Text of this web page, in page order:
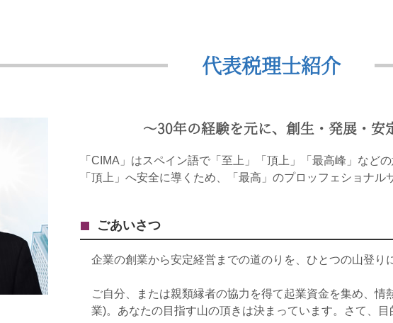
代表税理士紹介
〜30年の経験を元に、創生・発展・
「CIMA」はスペイン語で「至上」「頂上」「最高峰」など
「頂上」へ安全に導くため、「最高」のプロッフェショナ
ごあいさつ
企業の創業から安定経営までの道のりを、ひとつの山登り
ご自分、または親類縁者の協力を得て起業資金を集め、
業)。あなたの目指す山の頂きは決まっています。さて、